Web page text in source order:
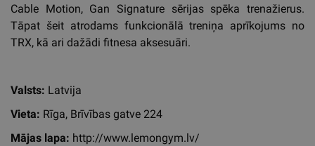
Cable Motion, Gan Signature sērijas spēka trenažierus.
Tāpat šeit atrodams funkcionālā treniņa aprīkojums no
TRX, kā ari dažādi fitnesa aksesuāri.
Valsts: Latvija
Vieta: Rīga, Brīvības gatve 224
Mājas lapa: http://www.lemongym.lv/